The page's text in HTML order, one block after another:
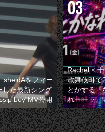
sheidAをフィー
した最新シング
boy”MV公開
Rachel ×
歌舞伎町で
とかする『
れーーッ』